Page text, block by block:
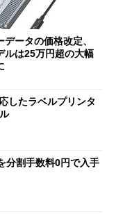
データの価格改定、
ルは25万円超の大幅
したラベルプリンタ
分割手数料0円で入手